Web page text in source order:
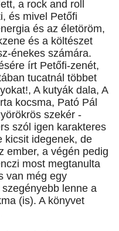
a rock and roll
és mivel Petőfi
és az életöröm,
és a költészet
énekes számára.
írt Petőfi-zenét,
tucatnál többet
A kutyák dala, A
kocsma, Pató Pál
szekér -
szól igen karakteres
kicsit idegenek, de
ember, a végén pedig
most megtanulta
van még egy
lenne a
(is). A könyvet